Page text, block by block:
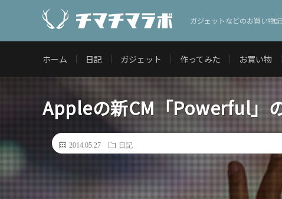
ガジェットなどのお買い物
ホーム 日記 ガジェット 作ってみた お買い物
Appleの新CM「Powerful」
2014.05.27 日記